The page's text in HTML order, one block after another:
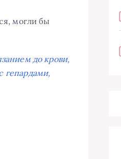
могли бы
до крови,
гепардами,